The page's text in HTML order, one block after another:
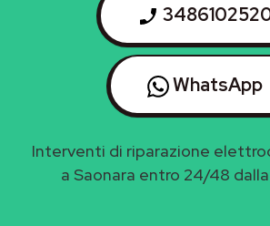
WhatsApp
Interventi di riparazione
a Saonara entro 24/48